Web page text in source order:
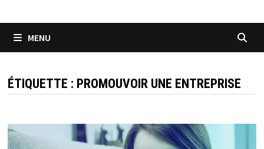
MENU
ÉTIQUETTE : PROMOUVOIR UNE ENTREPRISE